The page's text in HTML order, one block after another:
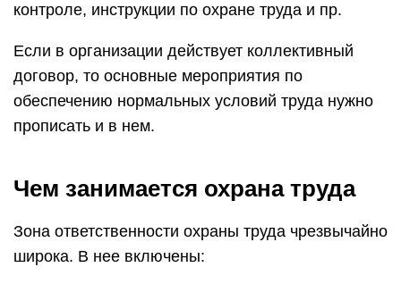
контроле, инструкции по охране труда и пр.
Если в организации действует коллективный
договор, то основные мероприятия по
обеспечению нормальных условий труда нужно
прописать и в нем.
Чем занимается охрана труда
Зона ответственности охраны труда чрезвычайно
широка. В нее включены: